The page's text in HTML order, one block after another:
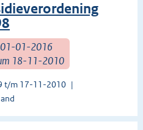
01-01-2016
18-11-2010
t/m 17-11-2010